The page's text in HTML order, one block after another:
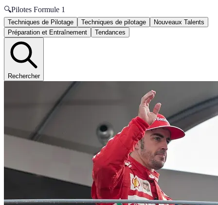
🔍Pilotes Formule 1
Techniques de Pilotage Techniques de pilotage
Nouveaux Talents
Préparation et Entraînement
Tendances
Rechercher